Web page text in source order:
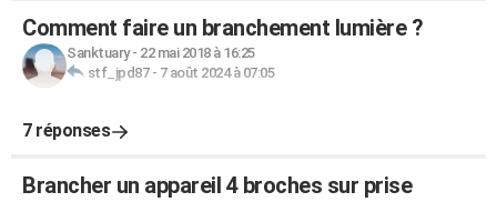
Comment faire un branchement lumière ?
Sanktuary- 22 mai 2018 à 16:25
stf_jpd87- 7 août 2024 à 07:05
7 réponses
Brancher un appareil 4 broches sur prise